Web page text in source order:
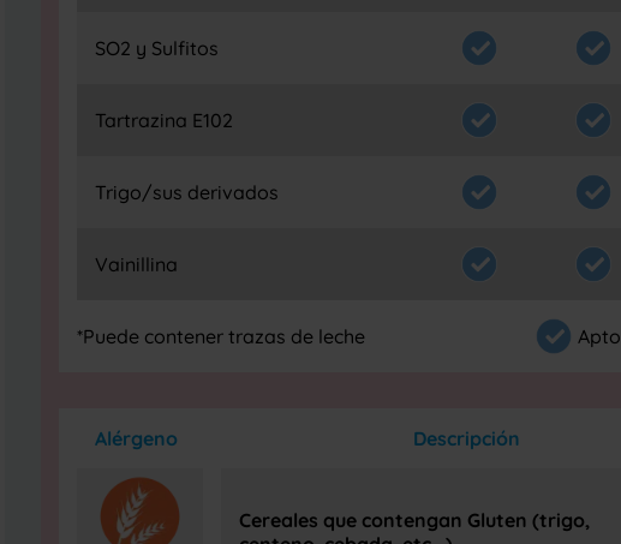
SO2 y Sulfitos
Tartrazina E102
Trigo/sus derivados
Vainillina
*Puede contener trazas de leche Apto
Alérgeno Descripción
Cereales que contengan Gluten (trigo,